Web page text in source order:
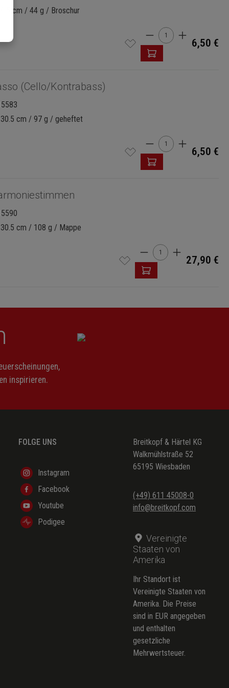
cm / 44 g / Broschur
Produkt Anzahl:
6,50 €
(Cello/Kontrabass)
cm / 97 g / geheftet
Produkt Anzahl:
6,50 €
cm / 108 g / Mappe
Produkt Anzahl:
27,90 €
inspirieren.
FOLGE UNS
Instagram
Facebook
Youtube
Podigee
Breitkopf & Härtel KG
Walkmühlstraße 52
65195 Wiesbaden
(+49) 611 45008-0
info@breitkopf.com
Vereinigte
Staaten von
Amerika
Ihr Standort ist
Vereinigte Staaten von
Amerika. Die Preise
sind in EUR angegeben
und enthalten
gesetzliche
Mehrwertsteuer.